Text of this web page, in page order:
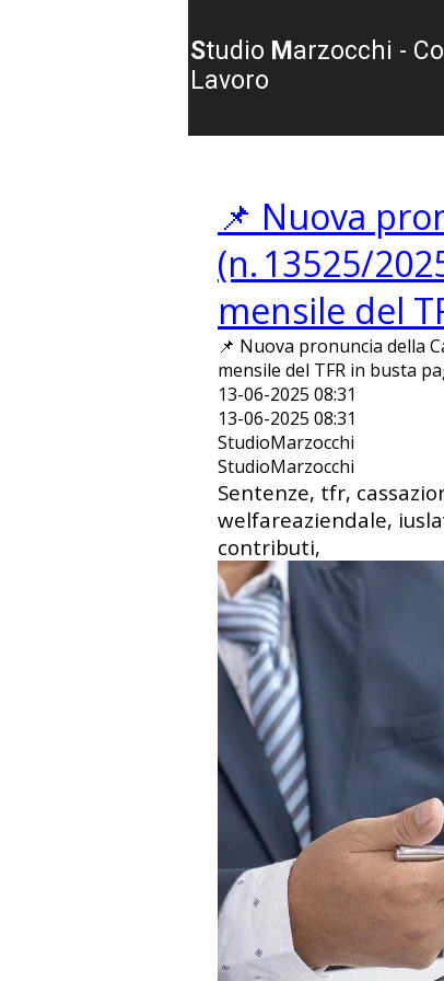
Studio M arzocchi -
Lavoro
📌 Nuova
(n. 13525/
mensile del
📌 Nuova pronuncia della
mensile del TFR in busta
13-06-2025 08:31
13-06-2025 08:31
StudioMarzocchi
StudioMarzocchi
Sentenze, tfr,
welfareaziendale,
contributi,